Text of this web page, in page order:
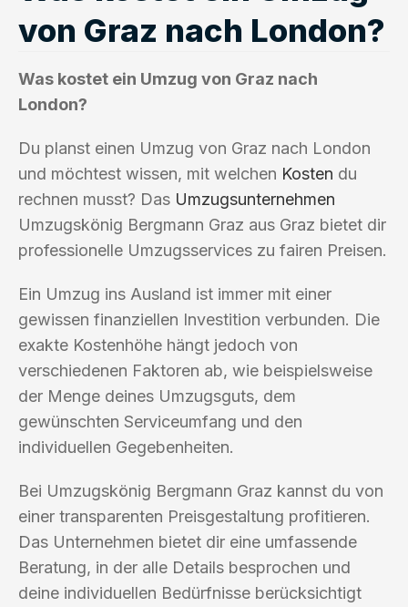
von Graz nach London?
Was kostet ein Umzug von Graz nach
London?
Du planst einen Umzug von Graz nach London
und möchtest wissen, mit welchen Kosten du
rechnen musst? Das Umzugsunternehmen
Umzugskönig Bergmann Graz aus Graz bietet dir
professionelle Umzugsservices zu fairen Preisen.
Ein Umzug ins Ausland ist immer mit einer
gewissen finanziellen Investition verbunden. Die
exakte Kostenhöhe hängt jedoch von
verschiedenen Faktoren ab, wie beispielsweise
der Menge deines Umzugsguts, dem
gewünschten Serviceumfang und den
individuellen Gegebenheiten.
Bei Umzugskönig Bergmann Graz kannst du von
einer transparenten Preisgestaltung profitieren.
Das Unternehmen bietet dir eine umfassende
Beratung, in der alle Details besprochen und
deine individuellen Bedürfnisse berücksichtigt